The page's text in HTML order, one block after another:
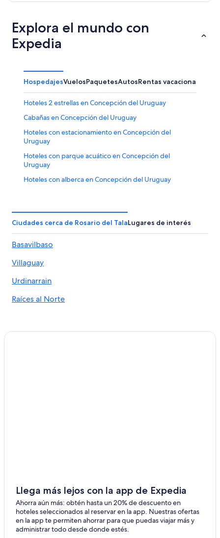
Explora el mundo con
Expedia
HospedajesVuelosPaquetesAutosRentas vacacionales
Hoteles 2 estrellas en Concepción del Uruguay
Cabañas en Concepción del Uruguay
Hoteles con estacionamiento en Concepción del
Uruguay
Hoteles con parque acuático en Concepción del
Uruguay
Hoteles con alberca en Concepción del Uruguay
Apartamentos en San José
Hoteles 3 estrellas en Isla del puerto
Hoteles cerca de Palacio San José
Hoteles en Departamento de Concepción del Uruguay
Hoteles 3 estrellas en Colón
Hoteles 4 estrellas en Colón
Cabañas en Colón
Hoteles con desayuno incluido en Colón
Ciudades cerca de Rosario del TalaLugares de interés
Basavilbaso
Villaguay
Urdinarrain
Raíces al Norte
Llega más lejos con la app de Expedia
Ahorra aún más: obtén hasta un 20% de descuento en
hoteles seleccionados al reservar en la app. Nuestras ofertas
en la app te permiten ahorrar para que puedas viajar más y
administrar todo desde donde estés.